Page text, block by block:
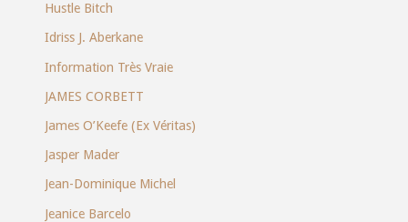
Hustle Bitch
Idriss J. Aberkane
Information Très Vraie
JAMES CORBETT
James O’Keefe (Ex Véritas)
Jasper Mader
Jean-Dominique Michel
Jeanice Barcelo